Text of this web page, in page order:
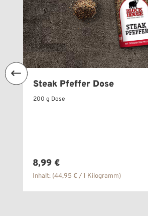
Steak Pfeffer Dose
200 g Dose
Regulärer Preis:
8,99 €
Inhalt: (44,95 € / 1 Kilogramm)